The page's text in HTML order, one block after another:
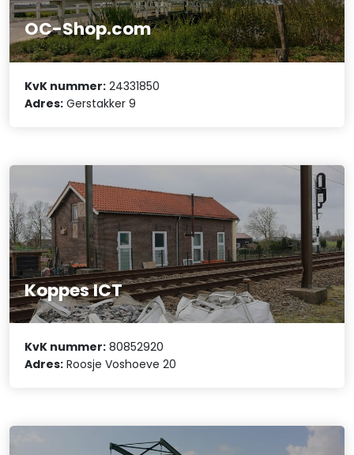
OC-Shop.com
KvK nummer: 24331850
Adres: Gerstakker 9
Koppes ICT
KvK nummer: 80852920
Adres: Roosje Voshoeve 20